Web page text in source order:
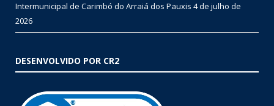
Intermunicipal de Carimbó do Arraiá dos Pauxis 4 de julho de
2026
DESENVOLVIDO POR CR2